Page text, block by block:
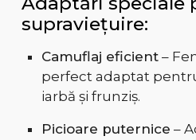
supraviețuire:
Camuflaj eficient–
perfect adaptat
iarbă și frunziș.
Picioare puternice –